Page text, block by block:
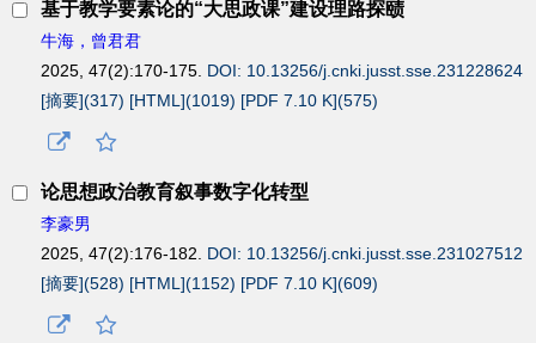
基于教学要素论的“大思政课”建设理路探赜
牛海，曾君君
2025, 47(2):170-175. DOI: 10.13256/j.cnki.jusst.sse.231228624
[摘要](317) [HTML](1019) [PDF 7.10 K](575)
论思想政治教育叙事数字化转型
李豪男
2025, 47(2):176-182. DOI: 10.13256/j.cnki.jusst.sse.231027512
[摘要](528) [HTML](1152) [PDF 7.10 K](609)